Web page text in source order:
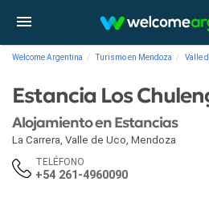
Welcome Argentina Turismo en Mendoza Valle
Estancia Los
Alojamiento en Estancias
La Carrera, Valle de Uco, Mendoza
TELÉFONO
+54 261-4960090